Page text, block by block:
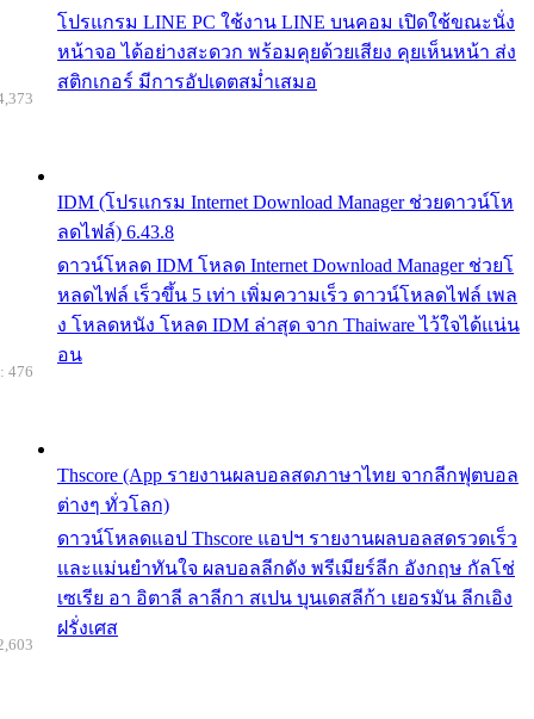
โปรแกรม LINE PC ใช้งาน LINE บนคอม เปิดใช้ขณะนั่ง
หน้าจอ ได้อย่างสะดวก พร้อมคุยด้วยเสียง คุยเห็นหน้า ส่ง
สติกเกอร์ มีการอัปเดตสม่ำเสมอ
IDM (โปรแกรม Internet Download Manager ช่วยดาวน์โห
ลดไฟล์) 6.43.8
ดาวน์โหลด IDM โหลด Internet Download Manager ช่วยโ
หลดไฟล์ เร็วขึ้น 5 เท่า เพิ่มความเร็ว ดาวน์โหลดไฟล์ เพล
ง โหลดหนัง โหลด IDM ล่าสุด จาก Thaiware ไว้ใจได้แน่น
อน
Thscore (App รายงานผลบอลสดภาษาไทย จากลีกฟุตบอล
ต่างๆ ทั่วโลก)
ดาวน์โหลดแอป Thscore แอปฯ รายงานผลบอลสดรวดเร็ว
และแม่นยำทันใจ ผลบอลลีกดัง พรีเมียร์ลีก อังกฤษ กัลโช่
เซเรีย อา อิตาลี ลาลีกา สเปน บุนเดสลีก้า เยอรมัน ลีกเอิง
ฝรั่งเศส
476